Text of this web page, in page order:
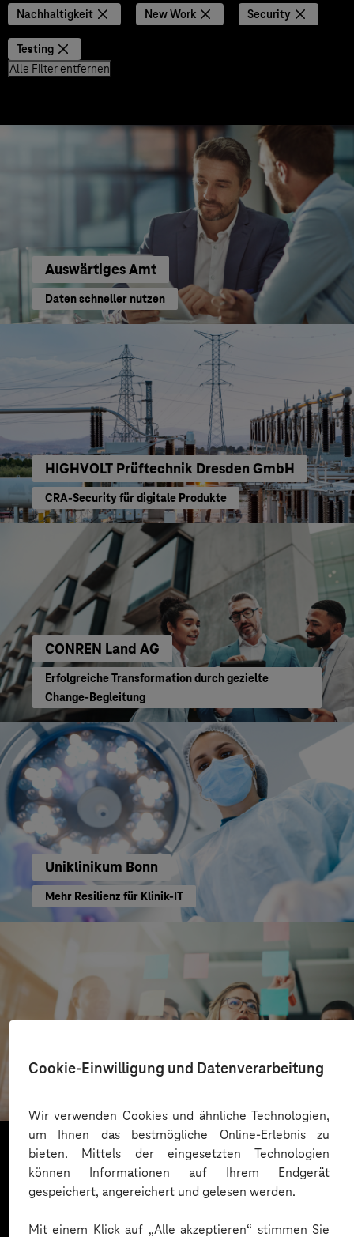
Cookie-Einwilligung und Datenverarbeitung
Wir verwenden Cookies und ähnliche Technologien,
um Ihnen das bestmögliche Online-Erlebnis zu
bieten. Mittels der eingesetzten Technologien
können Informationen auf Ihrem Endgerät
gespeichert, angereichert und gelesen werden.
Mit einem Klick auf „Alle akzeptieren“ stimmen Sie
Nachhaltigkeit New Work Security
Testing
Alle Filter entfernen
Auswärtiges Amt
Daten schneller nutzen
HIGHVOLT Prüftechnik Dresden GmbH
CRA-Security für digitale Produkte
CONREN Land AG
Erfolgreiche Transformation durch gezielte
Change-Begleitung
Uniklinikum Bonn
Mehr Resilienz für Klinik-IT
Ensinger
Mehr laden